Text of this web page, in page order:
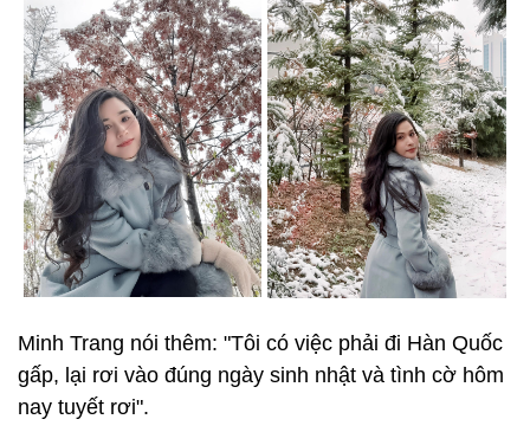
Minh Trang nói thêm: "Tôi có việc phải đi Hàn Quốc
gấp, lại rơi vào đúng ngày sinh nhật và tình cờ hôm
nay tuyết rơi".